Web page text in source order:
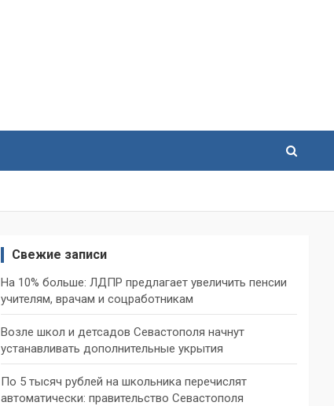
Свежие записи
На 10% больше: ЛДПР предлагает увеличить пенсии
учителям, врачам и соцработникам
Возле школ и детсадов Севастополя начнут
устанавливать дополнительные укрытия
По 5 тысяч рублей на школьника перечислят
автоматически: правительство Севастополя